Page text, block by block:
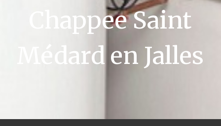
Chappee Saint
Médard en Jalles